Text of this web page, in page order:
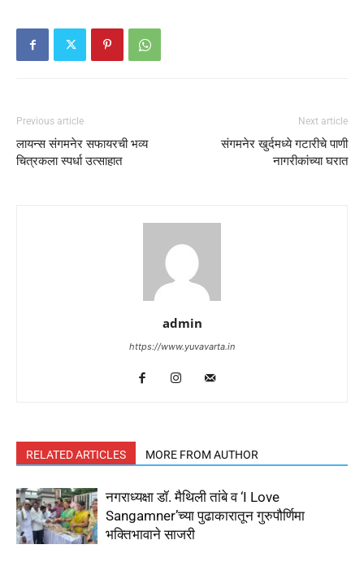
Previous article
लायन्स संगमनेर सफायरची भव्य
चित्रकला स्पर्धा उत्साहात
Next article
संगमनेर खुर्दमध्ये गटारीचे पाणी
नागरीकांच्या घरात
admin
https://www.yuvavarta.in
RELATED ARTICLES MORE FROM AUTHOR
नगराध्यक्षा डॉ. मैथिली तांबे व ‘I Love
Sangamner’च्या पुढाकारातून गुरुपौर्णिमा
भक्तिभावाने साजरी